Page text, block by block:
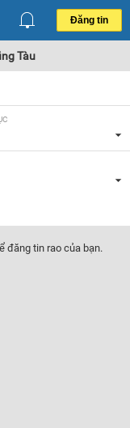
Đăng tin
Tàu
đăng tin rao của bạn.